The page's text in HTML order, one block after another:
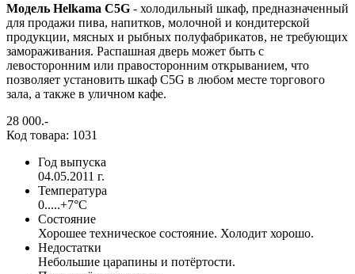
Модель Helkama C5G - холодильный шкаф, предназначенный
для продажи пива, напитков, молочной и кондитерской
продукции, мясных и рыбных полуфабрикатов, не требующих
замораживания. Распашная дверь может быть с
левосторонним или правосторонним открыванием, что
позволяет установить шкаф C5G в любом месте торгового
зала, а также в уличном кафе.
28 000.-
Код товара: 1031
Год выпуска
04.05.2011 г.
Температура
0.....+7°С
Состояние
Хорошее техническое состояние. Холодит хорошо.
Недостатки
Небольшие царапины и потёртости.